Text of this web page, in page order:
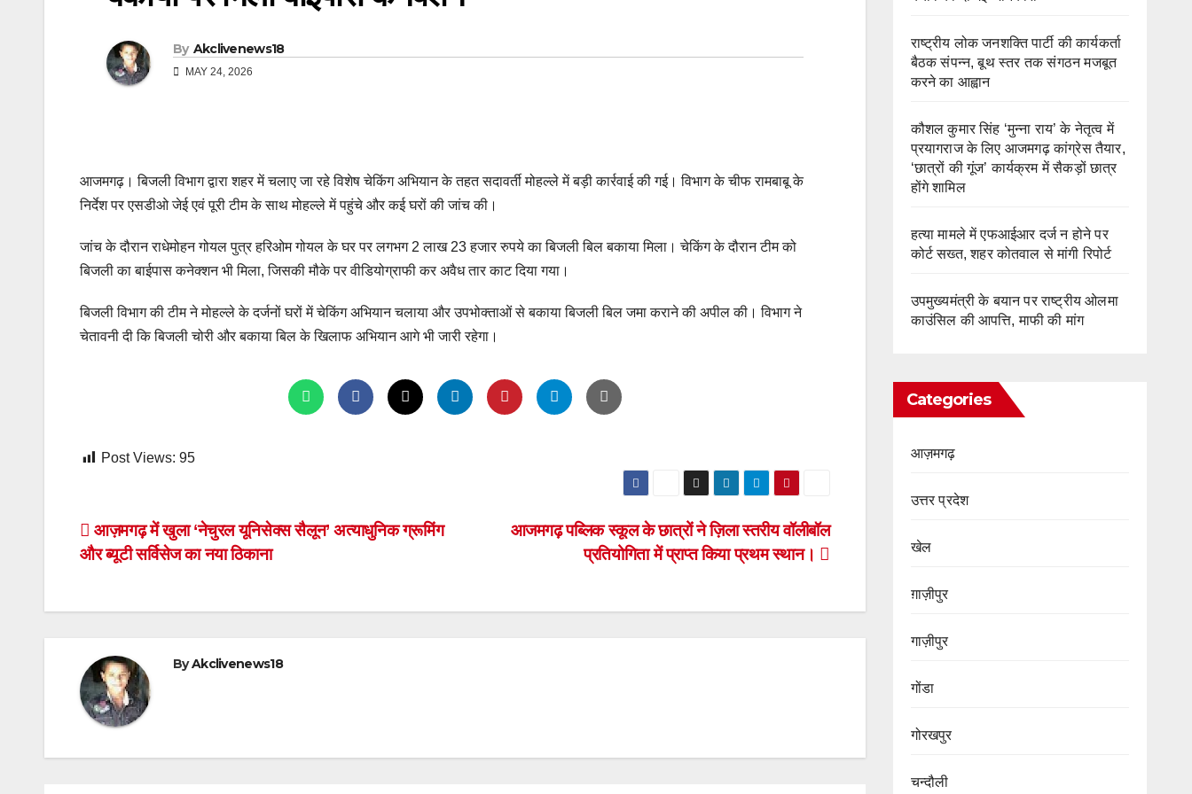
By Akclivenews18
MAY 24, 2026
आजमगढ़। बिजली विभाग द्वारा शहर में चलाए जा रहे विशेष चेकिंग अभियान के तहत सदावर्ती मोहल्ले में बड़ी कार्रवाई की गई। विभाग के चीफ रामबाबू के
निर्देश पर एसडीओ जेई एवं पूरी टीम के साथ मोहल्ले में पहुंचे और कई घरों की जांच की।
जांच के दौरान राधेमोहन गोयल पुत्र हरिओम गोयल के घर पर लगभग 2 लाख 23 हजार रुपये का बिजली बिल बकाया मिला। चेकिंग के दौरान टीम को
बिजली का बाईपास कनेक्शन भी मिला, जिसकी मौके पर वीडियोग्राफी कर अवैध तार काट दिया गया।
बिजली विभाग की टीम ने मोहल्ले के दर्जनों घरों में चेकिंग अभियान चलाया और उपभोक्ताओं से बकाया बिजली बिल जमा कराने की अपील की। विभाग ने
चेतावनी दी कि बिजली चोरी और बकाया बिल के खिलाफ अभियान आगे भी जारी रहेगा।
Post Views: 95
Post
navigation
आजमगढ़ पब्लिक स्कूल के छात्रों ने ज़िला स्तरीय वॉलीबॉल
प्रतियोगिता में प्राप्त किया प्रथम स्थान।
आज़मगढ़ में खुला ‘नेचुरल यूनिसेक्स सैलून’ अत्याधुनिक ग्रूमिंग
और ब्यूटी सर्विसेज का नया ठिकाना
ByAkclivenews18
राष्ट्रीय लोक जनशक्ति पार्टी की कार्यकर्ता
बैठक संपन्न, बूथ स्तर तक संगठन मजबूत
करने का आह्वान
कौशल कुमार सिंह ‘मुन्ना राय’ के नेतृत्व में
प्रयागराज के लिए आजमगढ़ कांग्रेस तैयार,
‘छात्रों की गूंज’ कार्यक्रम में सैकड़ों छात्र
होंगे शामिल
हत्या मामले में एफआईआर दर्ज न होने पर
कोर्ट सख्त, शहर कोतवाल से मांगी रिपोर्ट
उपमुख्यमंत्री के बयान पर राष्ट्रीय ओलमा
काउंसिल की आपत्ति, माफी की मांग
Categories
आज़मगढ़
उत्तर प्रदेश
खेल
ग़ाज़ीपुर
गाज़ीपुर
गोंडा
गोरखपुर
चन्दौली